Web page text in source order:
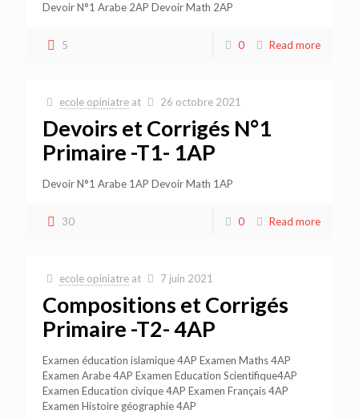
Devoir N°1 Arabe 2AP Devoir Math 2AP
5 0 Read more
ecole opiniatre at 26 octobre 2021
Devoirs et Corrigés N°1
Primaire -T1- 1AP
Devoir N°1 Arabe 1AP Devoir Math 1AP
30 0 Read more
ecole opiniatre at 7 juin 2021
Compositions et Corrigés
Primaire -T2- 4AP
Examen éducation islamique 4AP Examen Maths 4AP
Examen Arabe 4AP Examen Education Scientifique4AP
Examen Education civique 4AP Examen Français 4AP
Examen Histoire géographie 4AP